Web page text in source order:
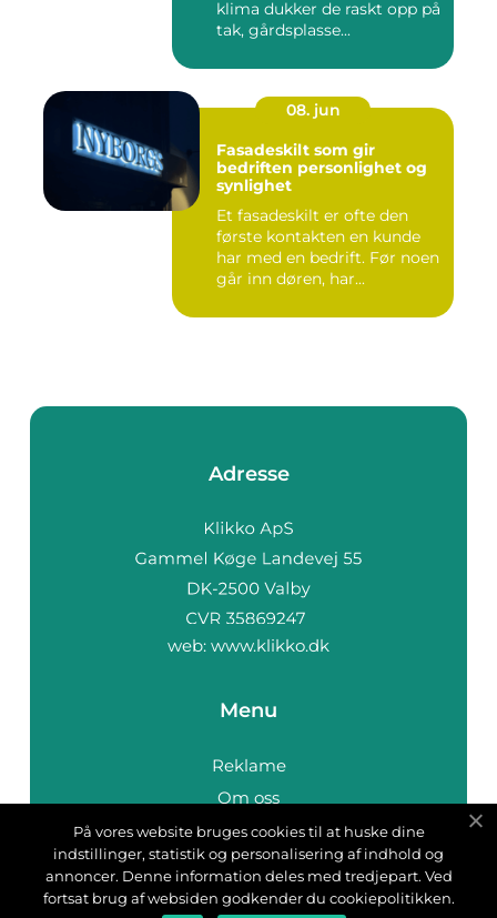
klima dukker de raskt opp på
tak, gårdsplasse...
08. jun
Fasadeskilt som gir
bedriften personlighet og
synlighet
Et fasadeskilt er ofte den
første kontakten en kunde
har med en bedrift. Før noen
går inn døren, har...
Adresse
web: www.klikko.dk
Menu
Reklame
Om oss
Cookies
Kontakt Oss
Sitemap
På vores website bruges cookies til at huske dine
indstillinger, statistik og personalisering af indhold og
annoncer. Denne information deles med tredjepart. Ved
fortsat brug af websiden godkender du cookiepolitikken.